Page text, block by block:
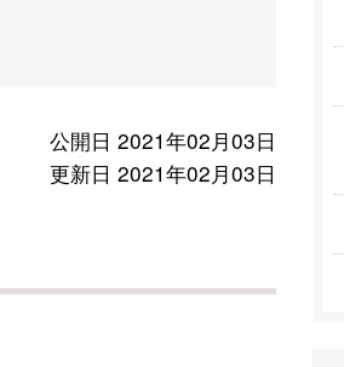
公開日 2021年02月03日
更新日 2021年02月03日